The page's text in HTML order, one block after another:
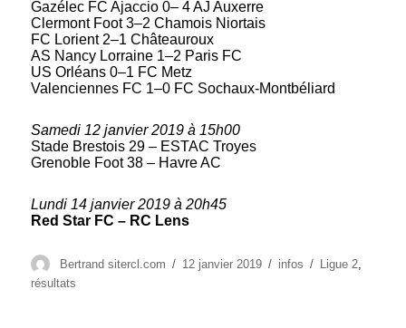
Gazélec FC Ajaccio 0– 4 AJ Auxerre
Clermont Foot 3–2 Chamois Niortais
FC Lorient 2–1 Châteauroux
AS Nancy Lorraine 1–2 Paris FC
US Orléans 0–1 FC Metz
Valenciennes FC 1–0 FC Sochaux-Montbéliard
Samedi 12 janvier 2019 à 15h00
Stade Brestois 29 – ESTAC Troyes
Grenoble Foot 38 – Havre AC
Lundi 14 janvier 2019 à 20h45
Red Star FC – RC Lens
Auteur
Bertrand sitercl.com
Publié
12 janvier 2019 Catégories
infos Étiquettes
Ligue 2
résultats